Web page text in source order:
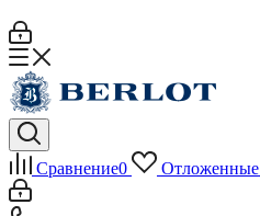
Сравнение0 Отложенные